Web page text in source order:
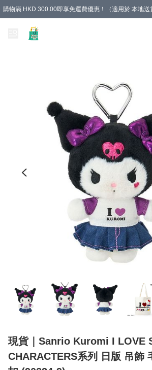
購物滿 HKD 300.00即享免運費優惠！（適用於 本地送
現貨｜Sanrio Kuromi I LOVE
CHARACTERS系列 日版 吊飾